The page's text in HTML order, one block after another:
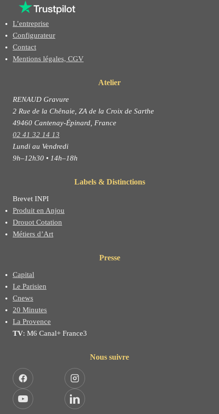
L’entreprise
Configurateur
Contact
Mentions légales, CGV
Atelier
RENAUD Gravure
2 Rue de la Chênaie, ZA de la Croix de Sarthe
49460 Cantenay-Épinard, France
02 41 32 14 13
Lundi au Vendredi
9h–12h30 • 14h–18h
Labels & Distinctions
Brevet INPI
Produit en Anjou
Drouot Cotation
Métiers d’Art
Presse
Capital
Le Parisien
Cnews
20 Minutes
La Provence
TV: M6 Canal+ France3
Nous suivre
Facebook Instagram
YouTube LinkedIn